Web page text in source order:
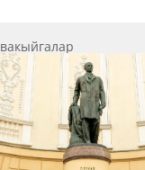
вакыйгалар